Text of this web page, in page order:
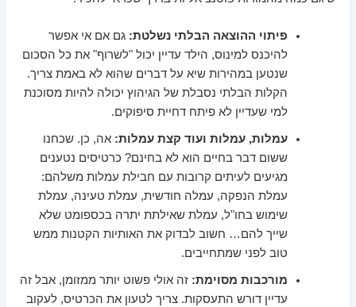
פיתוי ההוצאה הבלתי נשלטת: גם אם אי אפשר
להיכנס למינוס, הילד עדיין יכול "לשרוף" את כל הסכום
שנטען במהירות שיא על דברים שהוא לא באמת צריך.
הקלות הבלתי נסבלת של הגיהוץ יכולה להיות מסוכנת
למי שעדיין לא פיתח דחיית סיפוקים.
עמלות, עמלות ועוד קצת עמלות: אה, כן. שכחנו
ששום דבר בחיים הוא לא בחינם? כרטיסים נטענים
מגיעים לעיתים קרובות עם חבילת עמלות משלהם:
עמלת הנפקה, עמלה חודשית, עמלת טעינה, עמלת
שימוש בחו"ל, עמלת שאילתת יתרה בכספומט שלא
שייך להם… חשוב לבדוק את האותיות הקטנות ממש
טוב לפני שמתחייבים.
מורכבות מסוימת: זה אולי פשוט יותר ממזומן, אבל זה
עדיין דורש התעסקות. צריך לטעון את הכרטיס, לעקוב